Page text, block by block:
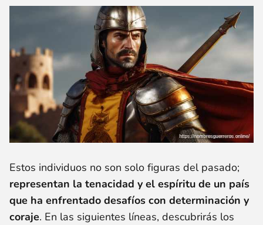
Estos individuos no son solo figuras del pasado;
representan la tenacidad y el espíritu de un país
que ha enfrentado desafíos con determinación y
coraje. En las siguientes líneas, descubrirás los